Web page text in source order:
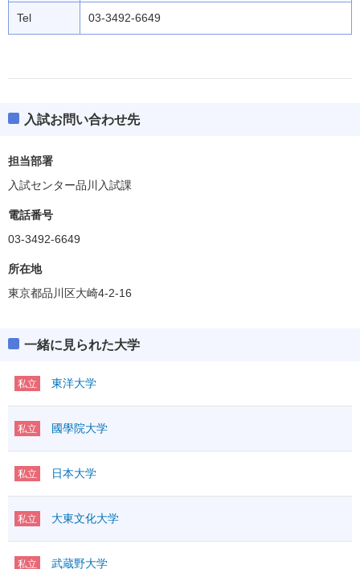
Tel 03-3492-6649
入試お問い合わせ先
担当部署
入試センター品川入試課
電話番号
03-3492-6649
所在地
東京都品川区大崎4-2-16
一緒に見られた大学
私立 東洋大学
私立 國學院大学
私立 日本大学
私立 大東文化大学
私立 武蔵野大学